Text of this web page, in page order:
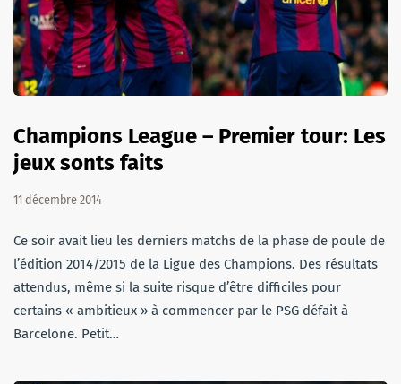
Champions League – Premier tour: Les
jeux sonts faits
11 décembre 2014
Ce soir avait lieu les derniers matchs de la phase de poule de
l’édition 2014/2015 de la Ligue des Champions. Des résultats
attendus, même si la suite risque d’être difficiles pour
certains « ambitieux » à commencer par le PSG défait à
Barcelone. Petit…